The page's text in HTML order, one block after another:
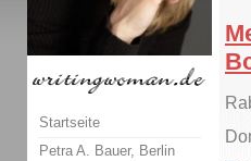
Startseite
Petra A. Bauer, Berlin